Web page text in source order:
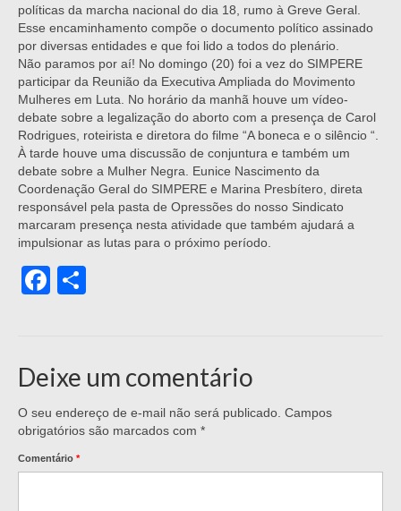
políticas da marcha nacional do dia 18, rumo à Greve Geral.
Esse encaminhamento compõe o documento político assinado
por diversas entidades e que foi lido a todos do plenário.
Não paramos por aí! No domingo (20) foi a vez do SIMPERE
participar da Reunião da Executiva Ampliada do Movimento
Mulheres em Luta. No horário da manhã houve um vídeo-
debate sobre a legalização do aborto com a presença de Carol
Rodrigues, roteirista e diretora do filme “A boneca e o silêncio “.
À tarde houve uma discussão de conjuntura e também um
debate sobre a Mulher Negra. Eunice Nascimento da
Coordenação Geral do SIMPERE e Marina Presbítero, direta
responsável pela pasta de Opressões do nosso Sindicato
marcaram presença nesta atividade que também ajudará a
impulsionar as lutas para o próximo período.
Facebook
Deixe um comentário
O seu endereço de e-mail não será publicado. Campos
obrigatórios são marcados com *
Comentário *